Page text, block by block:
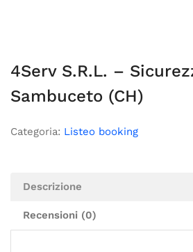
4Serv S.R.L. –
Sambuceto (CH)
Categoria: Listeo booking
Descrizione
Recensioni (0)